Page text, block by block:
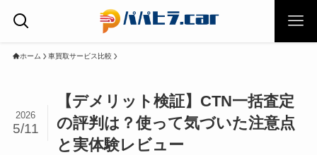
ホーム 車買取サービス比較
【デメリット検証】CTN一括査定
の評判は？使って気づいた注意点
と実体験レビュー
2026
5/11